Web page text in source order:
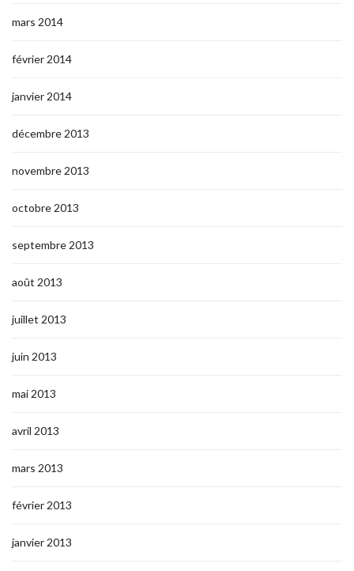
mars 2014
février 2014
janvier 2014
décembre 2013
novembre 2013
octobre 2013
septembre 2013
août 2013
juillet 2013
juin 2013
mai 2013
avril 2013
mars 2013
février 2013
janvier 2013